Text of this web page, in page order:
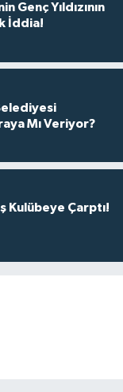
Genç Yıldızının
İddia!
Mı Veriyor?
Kulübeye Çarptı!